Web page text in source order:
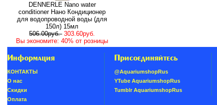
DENNERLE Nano water
conditioner Нано Кондиционер
для водопроводной воды (для
150л) 15мл
506.00руб. 303.60руб.
Вы экономите: 40% от розницы
Информация
КОНТАКТЫ
О нас
Скидки
Oплатa
Присоединяйтесь
@AquariumshopRus
YTube AquariumshopRus
Tumblr AquariumshopRus